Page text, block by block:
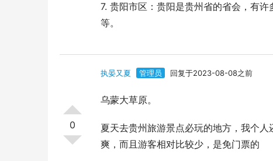
7. 贵阳市区：贵阳是贵州省的省会，有
等。
0
执晏又夏 管理员 回复于2023-08-08之前
乌蒙大草原。
夏天去贵州旅游景点必玩的地方，我个
爽，而且游客相对比较少，是免门票的